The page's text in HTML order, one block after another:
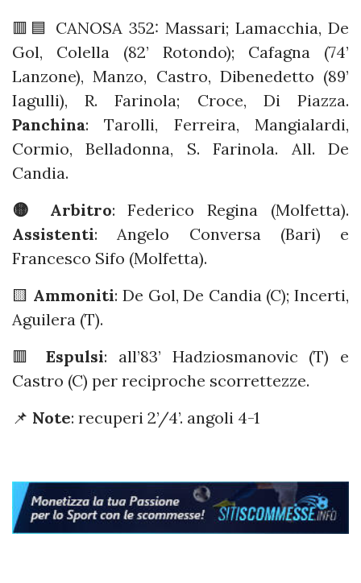
🟥🟦 CANOSA 352: Massari; Lamacchia, De
Gol, Colella (82’ Rotondo); Cafagna (74’
Lanzone), Manzo, Castro, Dibenedetto (89’
Iagulli), R. Farinola; Croce, Di Piazza.
Panchina: Tarolli, Ferreira, Mangialardi,
Cormio, Belladonna, S. Farinola. All. De
Candia.
🟡 Arbitro:Federico Regina (Molfetta).
Assistenti: Angelo Conversa (Bari) e
Francesco Sifo (Molfetta).
🟨 Ammoniti: De Gol, De Candia (C); Incerti,
Aguilera (T).
🟥Espulsi: all’83’ Hadziosmanovic (T) e
Castro (C) per reciproche scorrettezze.
📌 Note: recuperi 2’/4’. angoli 4-1